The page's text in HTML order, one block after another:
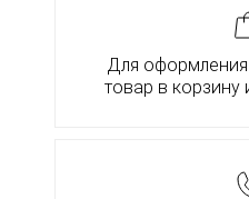
Для оформления
товар в корзину